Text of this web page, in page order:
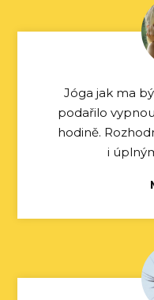
Jóga jak ma
podařilo
hodině.
i